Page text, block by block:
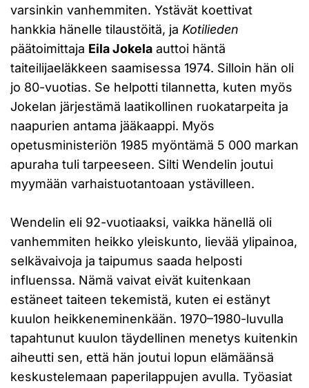
varsinkin vanhemmiten. Ystävät koettivat
hankkia hänelle tilaustöitä, ja Kotilieden
päätoimittaja Eila Jokela auttoi häntä
taiteilijaeläkkeen saamisessa 1974. Silloin hän oli
jo 80-vuotias. Se helpotti tilannetta, kuten myös
Jokelan järjestämä laatikollinen ruokatarpeita ja
naapurien antama jääkaappi. Myös
opetusministeriön 1985 myöntämä 5 000 markan
apuraha tuli tarpeeseen. Silti Wendelin joutui
myymään varhaistuotantoaan ystävilleen.
Wendelin eli 92-vuotiaaksi, vaikka hänellä oli
vanhemmiten heikko yleiskunto, lievää ylipainoa,
selkävaivoja ja taipumus saada helposti
influenssa. Nämä vaivat eivät kuitenkaan
estäneet taiteen tekemistä, kuten ei estänyt
kuulon heikkeneminenkään. 1970–1980-luvulla
tapahtunut kuulon täydellinen menetys kuitenkin
aiheutti sen, että hän joutui lopun elämäänsä
keskustelemaan paperilappujen avulla. Työasiat